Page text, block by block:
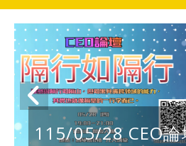
115/05/28 CEO論